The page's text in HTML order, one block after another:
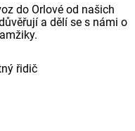
do Orlové od našich
a dělí se s námi o
řidič